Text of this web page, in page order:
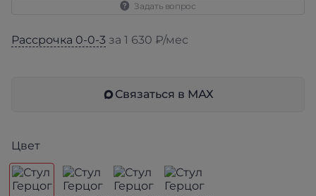
Задать вопрос
Рассрочка 0-0-3 за 1 630 ₽/мес
Связаться в МАХ
Цвет